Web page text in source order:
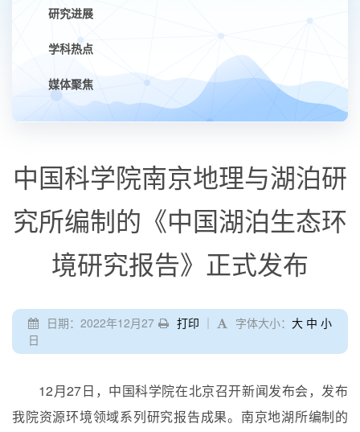
研究进展
学科热点
媒体聚焦
中国科学院南京地理与湖泊研
究所编制的《中国湖泊生态环
境研究报告》正式发布
打印 ｜ 字体大小： 大 中 小
日期：2022年12月27
日
12月27日，中国科学院在北京召开新闻发布会，发布
我院资源环境领域系列研究报告成果。南京地湖所编制的